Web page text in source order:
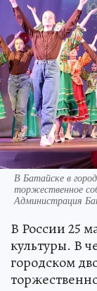
В Батайске в
торжественное
Администрация
В России 25
культуры. В
городском